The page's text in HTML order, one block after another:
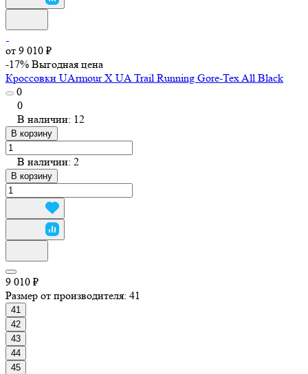
от 9 010 ₽
-17% Выгодная цена
Кроссовки UArmour X UA Trail Running Gore-Tex All Black
0
0
В наличии: 12
В корзину
В наличии: 2
В корзину
9 010 ₽
Размер от производителя: 41
41
42
43
44
45